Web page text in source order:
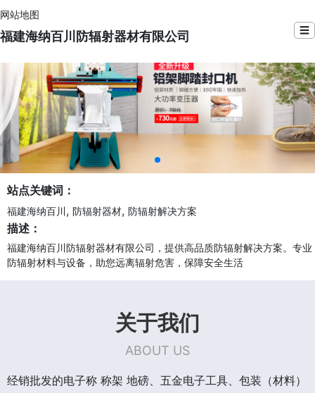
网站地图
福建海纳百川防辐射器材有限公司 ☰
站点关键词：
福建海纳百川, 防辐射器材, 防辐射解决方案
描述：
福建海纳百川防辐射器材有限公司，提供高品质防辐射解决方案。专业
防辐射材料与设备，助您远离辐射危害，保障安全生活
关于我们
ABOUT US
经销批发的电子称 称架 地磅、五金电子工具、包装（材料）